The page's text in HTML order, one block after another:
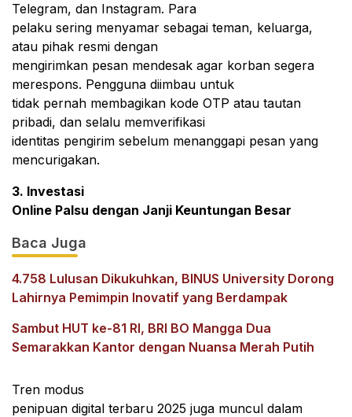
Telegram, dan Instagram. Para
pelaku sering menyamar sebagai teman, keluarga,
atau pihak resmi dengan
mengirimkan pesan mendesak agar korban segera
merespons. Pengguna diimbau untuk
tidak pernah membagikan kode OTP atau tautan
pribadi, dan selalu memverifikasi
identitas pengirim sebelum menanggapi pesan yang
mencurigakan.
3. Investasi
Online Palsu dengan Janji Keuntungan Besar
Baca Juga
4.758 Lulusan Dikukuhkan, BINUS University Dorong
Lahirnya Pemimpin Inovatif yang Berdampak
Sambut HUT ke-81 RI, BRI BO Mangga Dua
Semarakkan Kantor dengan Nuansa Merah Putih
Tren modus
penipuan digital terbaru 2025 juga muncul dalam